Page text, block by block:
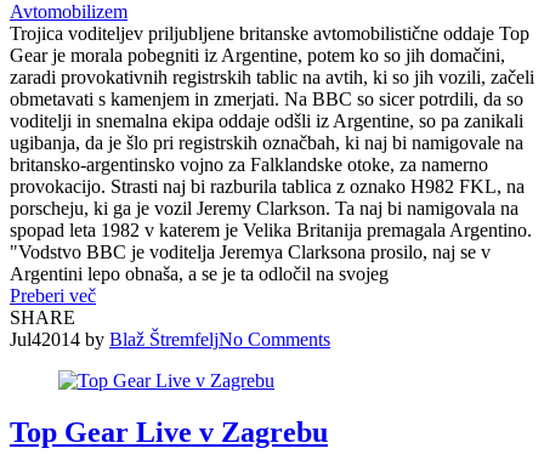
Avtomobilizem
Trojica voditeljev priljubljene britanske avtomobilistične oddaje Top
Gear je morala pobegniti iz Argentine, potem ko so jih domačini,
zaradi provokativnih registrskih tablic na avtih, ki so jih vozili, začeli
obmetavati s kamenjem in zmerjati. Na BBC so sicer potrdili, da so
voditelji in snemalna ekipa oddaje odšli iz Argentine, so pa zanikali
ugibanja, da je šlo pri registrskih označbah, ki naj bi namigovale na
britansko-argentinsko vojno za Falklandske otoke, za namerno
provokacijo. Strasti naj bi razburila tablica z oznako H982 FKL, na
porscheju, ki ga je vozil Jeremy Clarkson. Ta naj bi namigovala na
spopad leta 1982 v katerem je Velika Britanija premagala Argentino.
"Vodstvo BBC je voditelja Jeremya Clarksona prosilo, naj se v
Argentini lepo obnaša, a se je ta odločil na svojeg
Preberi več
SHARE
Jul42014 by Blaž ŠtremfeljNo Comments
Top Gear Live v Zagrebu